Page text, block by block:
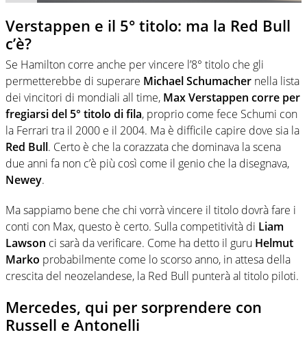
Verstappen e il 5° titolo: ma la Red Bull
c’è?
Se Hamilton corre anche per vincere l’8° titolo che gli
permetterebbe di superare Michael Schumacher nella lista
dei vincitori di mondiali all time, Max Verstappen corre per
fregiarsi del 5° titolo di fila, proprio come fece Schumi con
la Ferrari tra il 2000 e il 2004. Ma è difficile capire dove sia la
Red Bull. Certo è che la corazzata che dominava la scena
due anni fa non c’è più così come il genio che la disegnava,
Newey.
Ma sappiamo bene che chi vorrà vincere il titolo dovrà fare i
conti con Max, questo è certo. Sulla competitività di Liam
Lawson ci sarà da verificare. Come ha detto il guru Helmut
Marko probabilmente come lo scorso anno, in attesa della
crescita del neozelandese, la Red Bull punterà al titolo piloti.
Mercedes, qui per sorprendere con
Russell e Antonelli